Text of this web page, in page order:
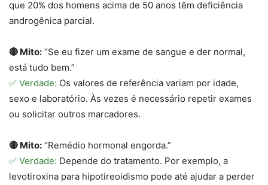
que 20% dos homens acima de 50 anos têm deficiência
androgênica parcial.
🔴 Mito: “Se eu fizer um exame de sangue e der normal,
está tudo bem.”
✅ Verdade: Os valores de referência variam por idade,
sexo e laboratório. Às vezes é necessário repetir exames
ou solicitar outros marcadores.
🔴 Mito: “Remédio hormonal engorda.”
✅ Verdade: Depende do tratamento. Por exemplo, a
levotiroxina para hipotireoidismo pode até ajudar a perder